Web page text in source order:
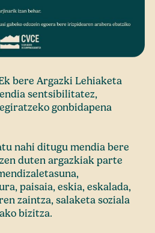
bere Argazki Lehiaketa
sentsibilitatez,
gonbidapena
nahi ditugu mendia bere
duten argazkiak parte
paisaia, eskia, eskalada,
zaintza, salaketa soziala
bizitza.